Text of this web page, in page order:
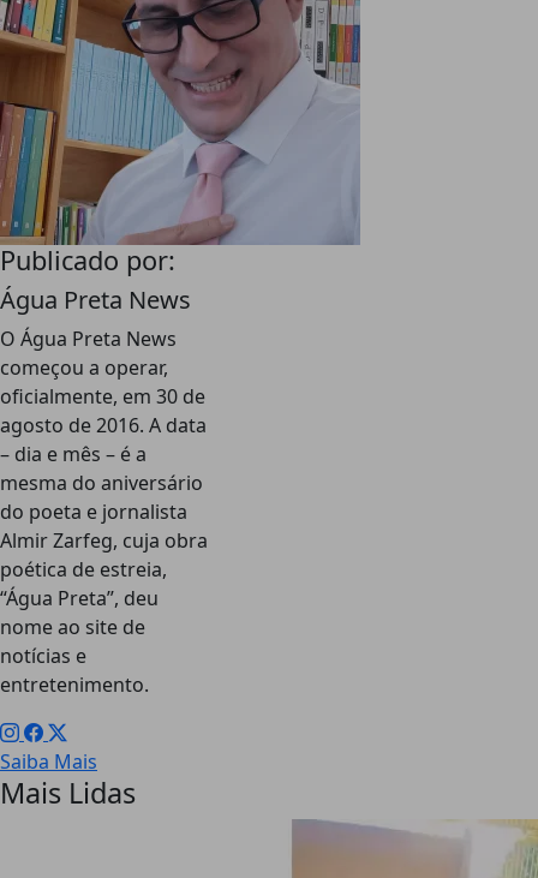
Publicado por:
Água Preta News
O Água Preta News
começou a operar,
oficialmente, em 30 de
agosto de 2016. A data
– dia e mês – é a
mesma do aniversário
do poeta e jornalista
Almir Zarfeg, cuja obra
poética de estreia,
“Água Preta”, deu
nome ao site de
notícias e
entretenimento.
Saiba Mais
Mais Lidas